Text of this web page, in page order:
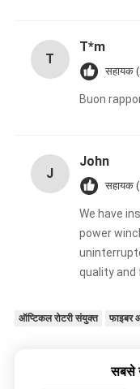
T
T*m
सहायक
Buon
J
John
सहायक
We have
power
quality and
ऑप्टिकल रोटरी संयुक्त फाइबर
सबसे